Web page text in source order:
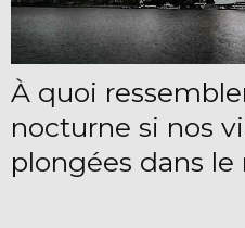
À quoi
nocturne si nos
plongées dans le